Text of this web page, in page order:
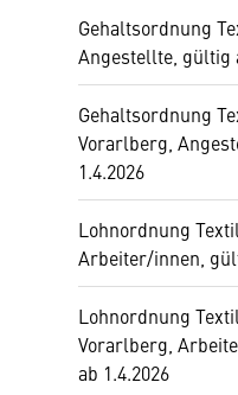
Gehaltsordnung
Angestellte, gültig
Gehaltsordnung
Vorarlberg,
1.4.2026
Lohnordnung
Arbeiter/innen,
Lohnordnung
Vorarlberg,
ab 1.4.2026